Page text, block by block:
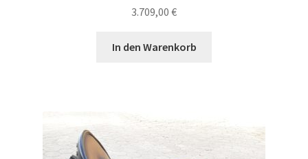
3.709,00 €
In den Warenkorb